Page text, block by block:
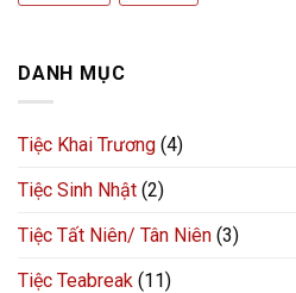
DANH MỤC
Tiệc Khai Trương (4)
Tiệc Sinh Nhật (2)
Tiệc Tất Niên/ Tân Niên (3)
Tiệc Teabreak (11)